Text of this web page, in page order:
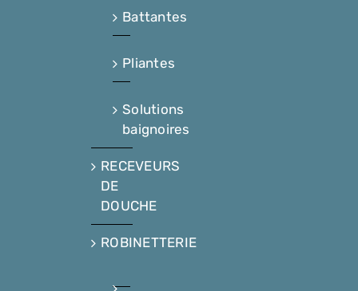
Battantes
Pliantes
Solutions
baignoires
RECEVEURS
DE
DOUCHE
ROBINETTERIE